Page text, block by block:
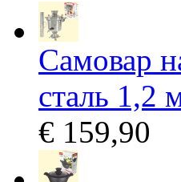
Самовар
сталь 1,2
€ 159,90